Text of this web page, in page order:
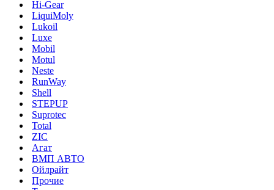
Hi-Gear
LiquiMoly
Lukoil
Luxe
Mobil
Motul
Neste
RunWay
Shell
STEPUP
Suprotec
Total
ZIC
Агат
ВМП АВТО
Ойлрайт
Прочие